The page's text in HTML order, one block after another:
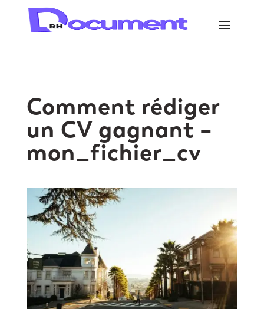
Comment rédiger
un CV gagnant –
mon_fichier_cv